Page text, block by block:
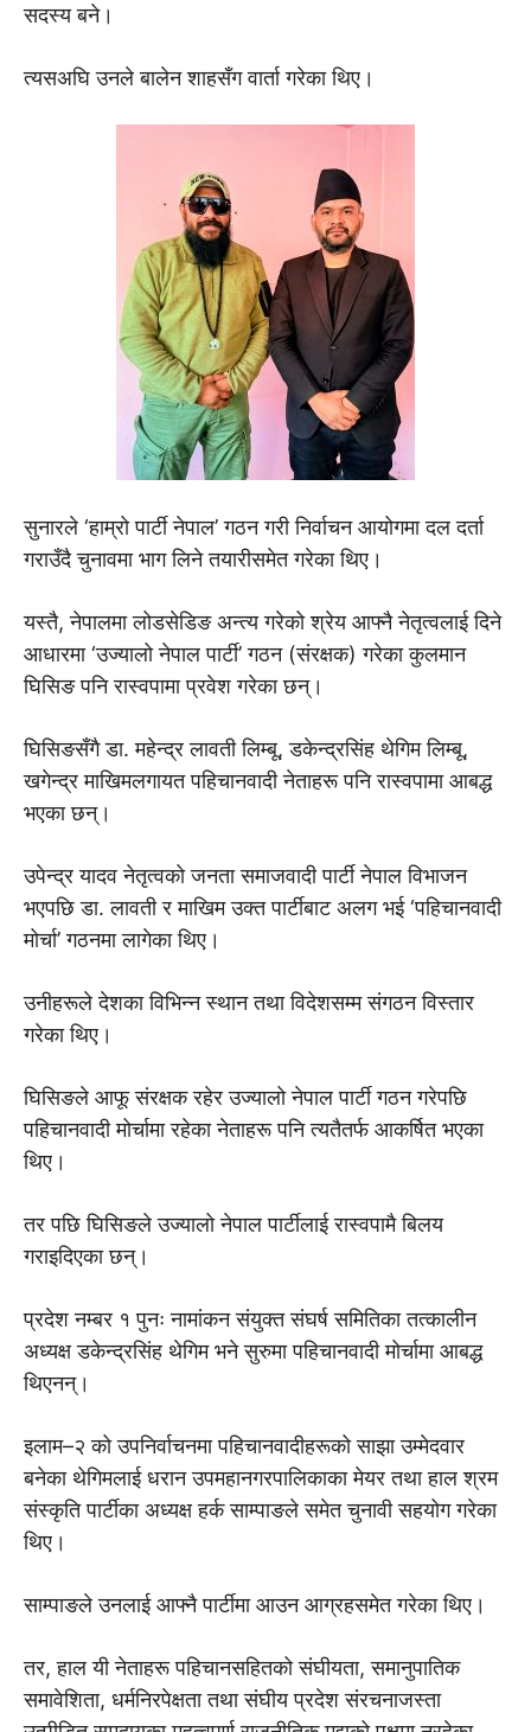
सदस्य बने।
त्यसअघि उनले बालेन शाहसँग वार्ता गरेका थिए।
सुनारले ‘हाम्रो पार्टी नेपाल’ गठन गरी निर्वाचन आयोगमा दल दर्ता
गराउँदै चुनावमा भाग लिने तयारीसमेत गरेका थिए।
यस्तै, नेपालमा लोडसेडिङ अन्त्य गरेको श्रेय आफ्नै नेतृत्वलाई दिने
आधारमा ‘उज्यालो नेपाल पार्टी’ गठन (संरक्षक) गरेका कुलमान
घिसिङ पनि रास्वपामा प्रवेश गरेका छन्।
घिसिङसँगै डा. महेन्द्र लावती लिम्बू, डकेन्द्रसिंह थेगिम लिम्बू,
खगेन्द्र माखिमलगायत पहिचानवादी नेताहरू पनि रास्वपामा आबद्ध
भएका छन्।
उपेन्द्र यादव नेतृत्वको जनता समाजवादी पार्टी नेपाल विभाजन
भएपछि डा. लावती र माखिम उक्त पार्टीबाट अलग भई ‘पहिचानवादी
मोर्चा’ गठनमा लागेका थिए।
उनीहरूले देशका विभिन्न स्थान तथा विदेशसम्म संगठन विस्तार
गरेका थिए।
घिसिङले आफू संरक्षक रहेर उज्यालो नेपाल पार्टी गठन गरेपछि
पहिचानवादी मोर्चामा रहेका नेताहरू पनि त्यतैतर्फ आकर्षित भएका
थिए।
तर पछि घिसिङले उज्यालो नेपाल पार्टीलाई रास्वपामै बिलय
गराइदिएका छन्।
प्रदेश नम्बर १ पुनः नामांकन संयुक्त संघर्ष समितिका तत्कालीन
अध्यक्ष डकेन्द्रसिंह थेगिम भने सुरुमा पहिचानवादी मोर्चामा आबद्ध
थिएनन्।
इलाम–२ को उपनिर्वाचनमा पहिचानवादीहरूको साझा उम्मेदवार
बनेका थेगिमलाई धरान उपमहानगरपालिकाका मेयर तथा हाल श्रम
संस्कृति पार्टीका अध्यक्ष हर्क साम्पाङले समेत चुनावी सहयोग गरेका
थिए।
साम्पाङले उनलाई आफ्नै पार्टीमा आउन आग्रहसमेत गरेका थिए।
तर, हाल यी नेताहरू पहिचानसहितको संघीयता, समानुपातिक
समावेशिता, धर्मनिरपेक्षता तथा संघीय प्रदेश संरचनाजस्ता